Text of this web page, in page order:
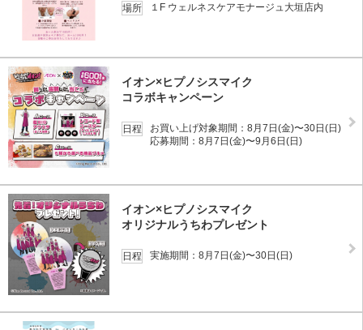
場所
１F ウェルネスケアモナージュ大垣店内
イオン×ヒプノシスマイク
コラボキャンペーン
日程
お買い上げ対象期間：8月7日(金)〜30日(日)
応募期間：8月7日(金)〜9月6日(日)
イオン×ヒプノシスマイク
オリジナルうちわプレゼント
日程 実施期間：8月7日(金)〜30日(日)